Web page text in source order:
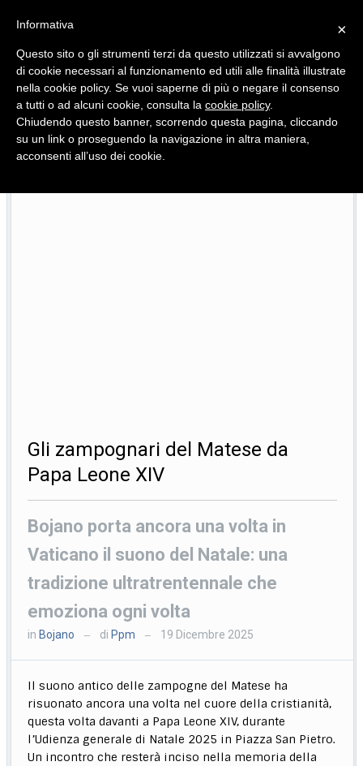
Quotidiano d'informazione distribuito in Molise con
Gli zampognari del Matese da
Papa Leone XIV
Bojano porta ancora una volta in
Vaticano il suono del Natale: una
tradizione ultratrentennale che
emoziona ogni volta
in Bojano — di Ppm — 19 Dicembre 2025
Il suono antico delle zampogne del Matese ha
risuonato ancora una volta nel cuore della cristianità,
questa volta davanti a Papa Leone XIV, durante
l’Udienza generale di Natale 2025 in Piazza San Pietro.
Un incontro che resterà inciso nella memoria della
×
Informativa
Questo sito o gli strumenti terzi da questo utilizzati si avvalgono
di cookie necessari al funzionamento ed utili alle finalità illustrate
nella cookie policy. Se vuoi saperne di più o negare il consenso
a tutti o ad alcuni cookie, consulta la cookie policy.
Chiudendo questo banner, scorrendo questa pagina, cliccando
su un link o proseguendo la navigazione in altra maniera,
acconsenti all’uso dei cookie.